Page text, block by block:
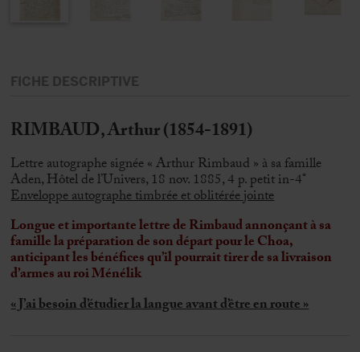
FICHE DESCRIPTIVE
RIMBAUD, Arthur (1854-1891)
Lettre autographe signée « Arthur Rimbaud » à sa famille
Aden, Hôtel de l’Univers, 18 nov. 1885, 4 p. petit in-4°
Enveloppe autographe timbrée et oblitérée jointe
Longue et importante lettre de Rimbaud annonçant à sa
famille la préparation de son départ pour le Choa,
anticipant les bénéfices qu’il pourrait tirer de sa livraison
d’armes au roi Ménélik
« J’ai besoin d’étudier la langue avant d’être en route »